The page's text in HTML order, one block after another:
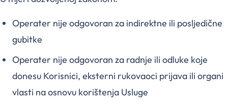
Operater nije odgovoran za indirektne ili posljedične
gubitke
Operater nije odgovoran za radnje ili odluke koje
donesu Korisnici, eksterni rukovaoci prijava ili organi
vlasti na osnovu korištenja Usluge